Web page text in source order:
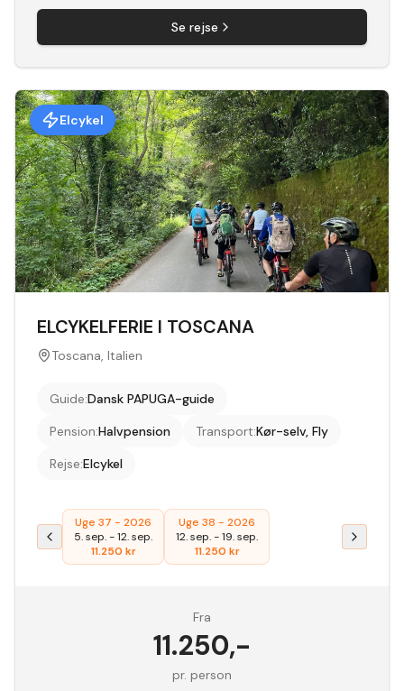
Se rejse
Elcykel
ELCYKELFERIE I TOSCANA
Toscana, Italien
Guide:Dansk PAPUGA-guide
Pension:Halvpension Transport:Kør-selv, Fly
Rejse:Elcykel
Uge 37 - 2026
5. sep.-12. sep.
11.250 kr
Uge 38 - 2026
12. sep.-19. sep.
11.250 kr
Fra
11.250,-
pr. person